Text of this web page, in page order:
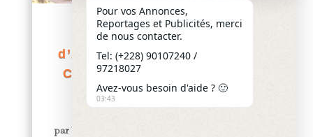
JIFA 2026 : L’ARTICLE
d’AGUIAR Victorine Ayodélé
CONTINUE DE* *SUSCITER
ADMIRATION ET
parYawo KLOUSSE
Pour vos Annonces,
Reportages et Publicités, merci
de nous contacter.
Tel: (+228) 90107240 /
97218027
Avez-vous besoin d'aide ? 🙂
03:43